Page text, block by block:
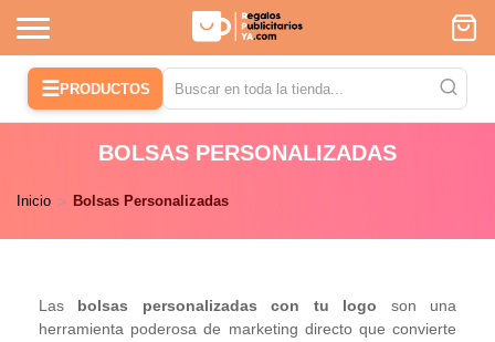
☰PRODUCTOS
BOLSAS PERSONALIZADAS
Inicio Bolsas Personalizadas
Las bolsas personalizadas con tu logo son una
herramienta poderosa de marketing directo que convierte